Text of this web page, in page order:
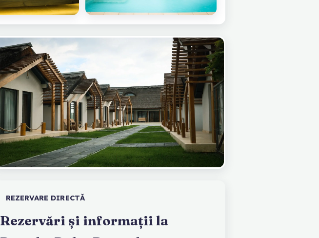
REZERVARE DIRECTĂ
Rezervări și informații la